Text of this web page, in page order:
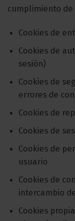
cumplimiento
Cookies de
Cookies de
sesión)
Cookies de
errores de
Cookies de
Cookies de
Cookies de
usuario
Cookies de
intercambio
Cookies